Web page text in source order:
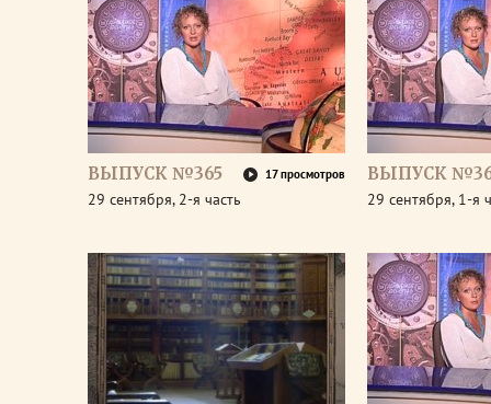
ВЫПУСК №365 17 просмотров
29 сентября, 2-я часть
ВЫПУСК
29 сентября, 1-я